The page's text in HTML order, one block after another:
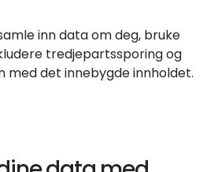
inn data om deg, bruke
tredjepartssporing og
med det innebygde innholdet.